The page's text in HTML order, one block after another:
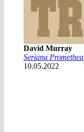
David Murray
Seriana Promethea
10.05.2022